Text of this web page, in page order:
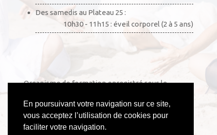
En poursuivant votre navigation sur ce site,
vous acceptez l’utilisation de cookies pour
faciliter votre navigation.
Des samedis au Plateau 25 :
10h30 - 11h15 : éveil corporel (2 à 5 ans)
Organisme de formation enregistré sous le
pas agrément de l’État.